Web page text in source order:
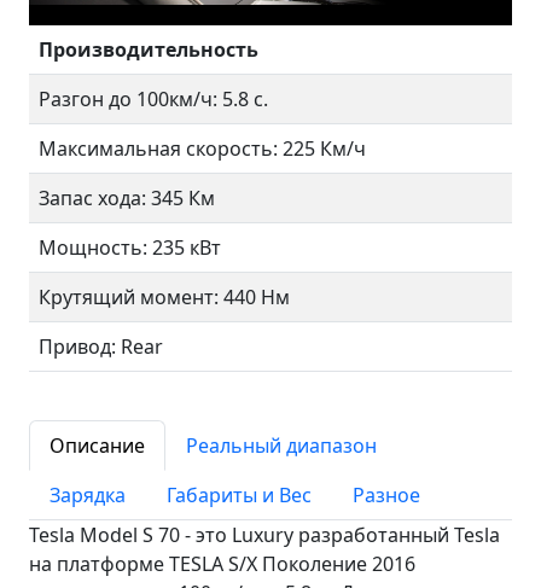
Производительность
Разгон до 100км/ч: 5.8 с.
Максимальная скорость: 225 Км/ч
Запас хода: 345 Км
Мощность: 235 кВт
Крутящий момент: 440 Нм
Привод: Rear
Описание
Реальный диапазон
Зарядка
Габариты и Вес
Разное
Tesla Model S 70 - это Luxury разработанный Tesla
на платформе TESLA S/X Поколение 2016